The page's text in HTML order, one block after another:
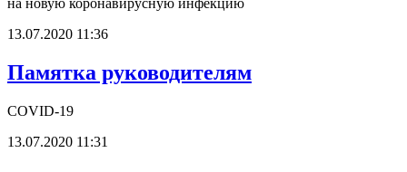
на новую коронавирусную инфекцию
13.07.2020 11:36
Памятка руководителям
СOVID-19
13.07.2020 11:31